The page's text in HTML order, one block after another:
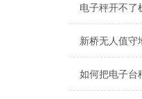
电子秤开不了
如何把电子台